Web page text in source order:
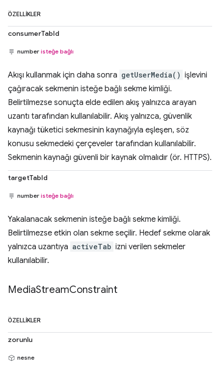
ÖZELLIKLER
consumerTabId
number isteğe bağlı
Akışı kullanmak için daha sonra getUserMedia() işlevini
çağıracak sekmenin isteğe bağlı sekme kimliği.
Belirtilmezse sonuçta elde edilen akış yalnızca arayan
uzantı tarafından kullanılabilir. Akış yalnızca, güvenlik
kaynağı tüketici sekmesinin kaynağıyla eşleşen, söz
konusu sekmedeki çerçeveler tarafından kullanılabilir.
Sekmenin kaynağı güvenli bir kaynak olmalıdır (ör. HTTPS).
targetTabId
number isteğe bağlı
Yakalanacak sekmenin isteğe bağlı sekme kimliği.
Belirtilmezse etkin olan sekme seçilir. Hedef sekme olarak
yalnızca uzantıya activeTab izni verilen sekmeler
kullanılabilir.
MediaStreamConstraint
ÖZELLIKLER
zorunlu
nesne